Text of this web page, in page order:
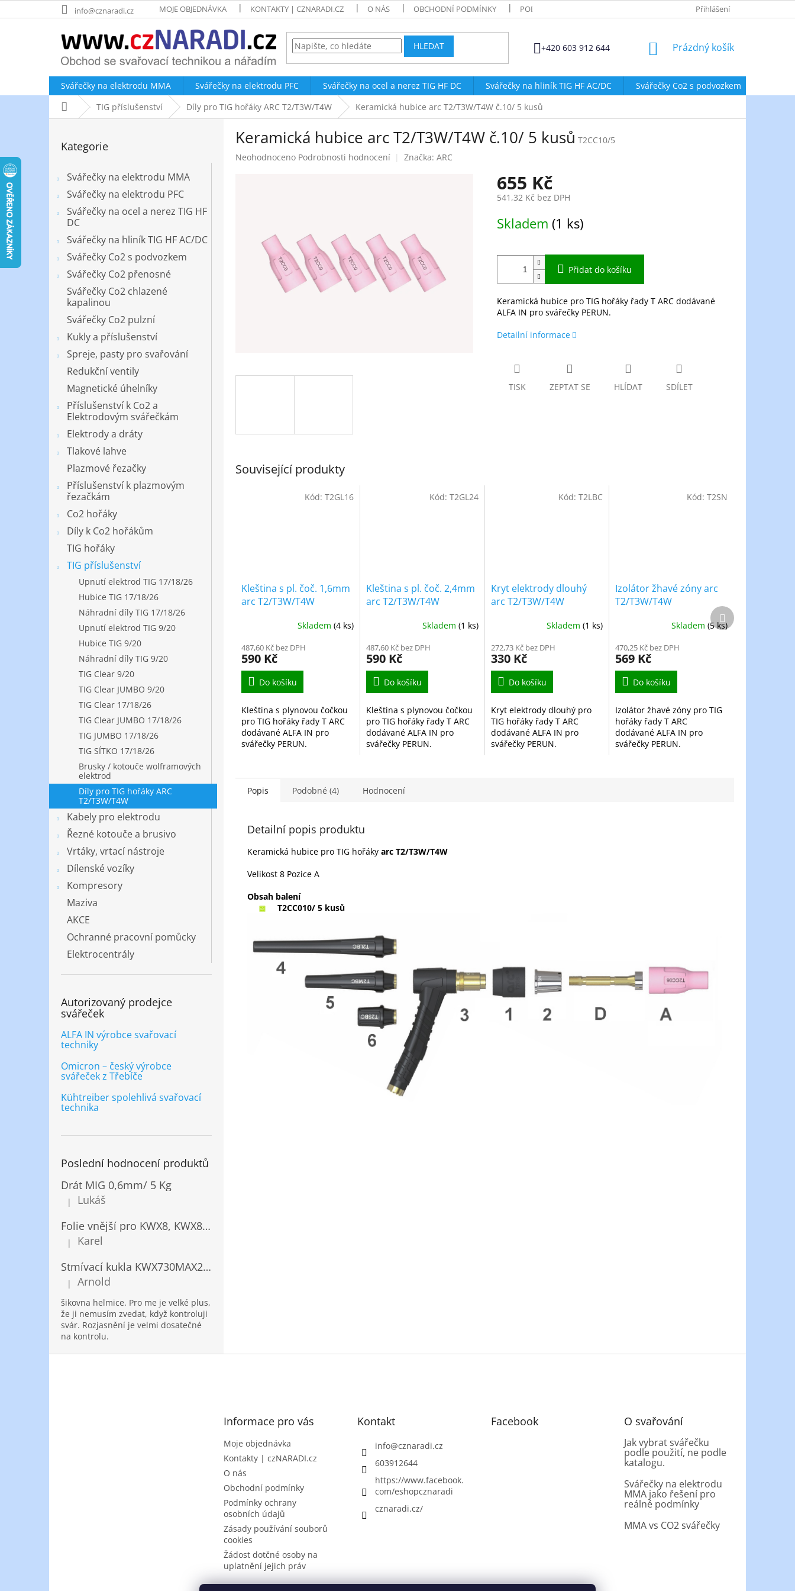
na
info@cznaradi.cz MOJE OBJEDNÁVKA KONTAKTY | CZNARADI.CZ O NÁS OBCHODNÍ PODMÍNKY PODMÍNKY OCHRANY OSOBNÍCH ÚDAJŮ ZÁSADY POUŽÍVÁNÍ
Přihlášení
HLEDAT +420 603 912 644
NÁKUPNÍ
Prázdný košík
Svářečky na elektrodu MMA Svářečky na elektrodu PFC Svářečky na ocel a nerez TIG HF DC Svářečky na hliník TIG HF AC/DC Svářečky Co2 s podvozkem
Domů TIG příslušenství Díly pro TIG hořáky ARC T2/T3W/T4W Keramická hubice arc T2/T3W/T4W č.10/ 5 kusů
kategorie
Kategorie
Svářečky na elektrodu MMA
Svářečky na elektrodu PFC
Svářečky na ocel a nerez TIG HF
DC
Svářečky na hliník TIG HF AC/DC
Svářečky Co2 s podvozkem
Svářečky Co2 přenosné
Svářečky Co2 chlazené
kapalinou
Svářečky Co2 pulzní
Kukly a příslušenství
Spreje, pasty pro svařování
Redukční ventily
Magnetické úhelníky
Příslušenství k Co2 a
Elektrodovým svářečkám
Elektrody a dráty
Tlakové lahve
Plazmové řezačky
Příslušenství k plazmovým
řezačkám
Co2 hořáky
Díly k Co2 hořákům
TIG hořáky
TIG příslušenství
Upnutí elektrod TIG 17/18/26
Hubice TIG 17/18/26
Náhradní díly TIG 17/18/26
Upnutí elektrod TIG 9/20
Hubice TIG 9/20
Náhradní díly TIG 9/20
TIG Clear 9/20
TIG Clear JUMBO 9/20
TIG Clear 17/18/26
TIG Clear JUMBO 17/18/26
TIG JUMBO 17/18/26
TIG SÍTKO 17/18/26
Brusky / kotouče wolframových
elektrod
Díly pro TIG hořáky ARC
T2/T3W/T4W
Kabely pro elektrodu
Řezné kotouče a brusivo
Vrtáky, vrtací nástroje
Dílenské vozíky
Kompresory
Maziva
AKCE
Ochranné pracovní pomůcky
Elektrocentrály
Autorizovaný prodejce
svářeček
ALFA IN výrobce svařovací
techniky
Omicron – český výrobce
svářeček z Třebíče
Kühtreiber spolehlivá svařovací
technika
Poslední hodnocení produktů
Drát MIG 0,6mm/ 5 Kg
Hodnocení produktu je 5 z 5 hvězdiček.
|
Lukáš
Folie vnější pro KWX8, KWX820/ 10ks
Hodnocení produktu je 5 z 5 hvězdiček.
|
Karel
Stmívací kukla KWX730MAX2,5!® + NANOClean
Hodnocení produktu je 5 z 5 hvězdiček.
| Arnold
šikovna helmice. Pro me je velké plus,
že ji nemusím zvedat, když kontroluji
svár. Rozjasnění je velmi dosatečné
na kontrolu.
Keramická hubice arc T2/T3W/T4W č.10/ 5 kusů T2CC10/5
Průměrné
hvězdiček.
Neohodnoceno Podrobnosti hodnocení Značka: ARC
655 Kč
541,32 Kč bez DPH
cena:
Skladem (1 ks)
Přidat do košíku
Keramická hubice pro TIG hořáky řady T ARC dodávané
ALFA IN pro svářečky PERUN.
Detailní informace
TISK ZEPTAT SE HLÍDAT SDÍLET
Související produkty
Kleština s pl. čoč. 1,6mm
arc T2/T3W/T4W
Skladem (4 ks)
487,60 Kč bez DPH
590 Kč
Do košíku
Kleština s plynovou čočkou
pro TIG hořáky řady T ARC
dodávané ALFA IN pro
svářečky PERUN.
Kód: T2GL16
Kleština s pl. čoč. 2,4mm
arc T2/T3W/T4W
Skladem (1 ks)
487,60 Kč bez DPH
590 Kč
Do košíku
Kleština s plynovou čočkou
pro TIG hořáky řady T ARC
dodávané ALFA IN pro
svářečky PERUN.
Kód: T2GL24
Kryt elektrody dlouhý
arc T2/T3W/T4W
Skladem(1 ks)
272,73 Kč bez DPH
330 Kč
Do košíku
Kryt elektrody dlouhý pro
TIG hořáky řady T ARC
dodávané ALFA IN pro
svářečky PERUN.
Kód:T2LBC
Izolátor žhavé zóny arc
T2/T3W/T4W
Skladem (5 ks)
470,25 Kč bez DPH
569 Kč
Do košíku
Izolátor žhavé zóny pro TIG
hořáky řady T ARC
dodávané ALFA IN pro
svářečky PERUN.
Kód: T2SN
Další
produkt
Popis Podobné (4) Hodnocení
Detailní popis produktu
Keramická hubice pro TIG hořáky arc T2/T3W/T4W
Velikost 8 Pozice A
Obsah balení
T2CC010/ 5 kusů
Informace pro vás
Moje objednávka
Kontakty | czNARADI.cz
O nás
Obchodní podmínky
Podmínky ochrany
osobních údajů
Zásady používání souborů
cookies
Žádost dotčné osoby na
uplatnění jejich práv
Kontakt
info@cznaradi.cz
603912644
https://www.facebook.
com/eshopcznaradi
cznaradi.cz/
Facebook O svařování
Jak vybrat svářečku
podle použití, ne podle
katalogu.
Svářečky na elektrodu
MMA jako řešení pro
reálné podmínky
MMA vs CO2 svářečky